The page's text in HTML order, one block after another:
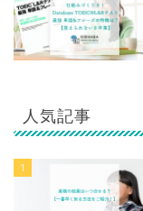
人気記事
1